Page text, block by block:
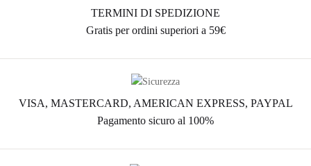
TERMINI DI SPEDIZIONE
Gratis per ordini superiori a 59€
VISA, MASTERCARD, AMERICAN EXPRESS, PAYPAL
Pagamento sicuro al 100%